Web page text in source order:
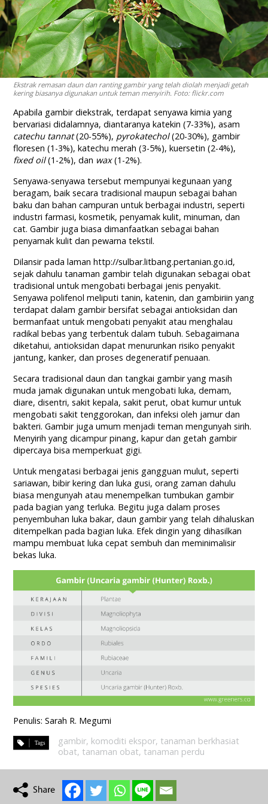
Ekstrak remasan daun dan ranting gambir yang telah diolah menjadi getah
kering biasanya digunakan untuk teman menyirih. Foto: flickr.com
Apabila gambir diekstrak, terdapat senyawa kimia yang
bervariasi didalamnya, diantaranya katekin (7-33%), asam
catechu tannat(20-55%), pyrokatechol(20-30%), gambir
floresen (1-3%), katechu merah (3-5%), kuersetin (2-4%),
fixed oil(1-2%), dan wax(1-2%).
Senyawa-senyawa tersebut mempunyai kegunaan yang
beragam, baik secara tradisional maupun sebagai bahan
baku dan bahan campuran untuk berbagai industri, seperti
industri farmasi, kosmetik, penyamak kulit, minuman, dan
cat. Gambir juga biasa dimanfaatkan sebagai bahan
penyamak kulit dan pewarna tekstil.
Dilansir pada laman http://sulbar.litbang.pertanian.go.id,
sejak dahulu tanaman gambir telah digunakan sebagai obat
tradisional untuk mengobati berbagai jenis penyakit.
Senyawa polifenol meliputi tanin, katenin, dan gambiriin yang
terdapat dalam gambir bersifat sebagai antioksidan dan
bermanfaat untuk mengobati penyakit atau menghalau
radikal bebas yang terbentuk dalam tubuh. Sebagaimana
diketahui, antioksidan dapat menurunkan risiko penyakit
jantung, kanker, dan proses degeneratif penuaan.
Secara tradisional daun dan tangkai gambir yang masih
muda jamak digunakan untuk mengobati luka, demam,
diare, disentri, sakit kepala, sakit perut, obat kumur untuk
mengobati sakit tenggorokan, dan infeksi oleh jamur dan
bakteri. Gambir juga umum menjadi teman mengunyah sirih.
Menyirih yang dicampur pinang, kapur dan getah gambir
dipercaya bisa memperkuat gigi.
Untuk mengatasi berbagai jenis gangguan mulut, seperti
sariawan, bibir kering dan luka gusi, orang zaman dahulu
biasa mengunyah atau menempelkan tumbukan gambir
pada bagian yang terluka. Begitu juga dalam proses
penyembuhan luka bakar, daun gambir yang telah dihaluskan
ditempelkan pada bagian luka. Efek dingin yang dihasilkan
mampu membuat luka cepat sembuh dan meminimalisir
bekas luka.
Penulis: Sarah R. Megumi
gambir, komoditi ekspor, tanaman berkhasiat
obat, tanaman obat, tanaman perdu